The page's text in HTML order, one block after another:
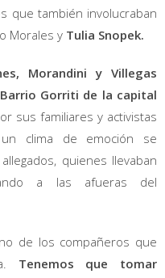
que también involucraban
Morales y Tulia Snopek.
Morandini y Villegas
Gorriti de la capital
sus familiares y activistas
clima de emoción se
quienes llevaban
a las afueras del
de los compañeros que
Tenemos que tomar